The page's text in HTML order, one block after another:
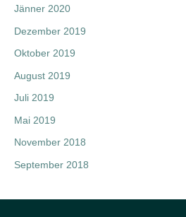
Jänner 2020
Dezember 2019
Oktober 2019
August 2019
Juli 2019
Mai 2019
November 2018
September 2018